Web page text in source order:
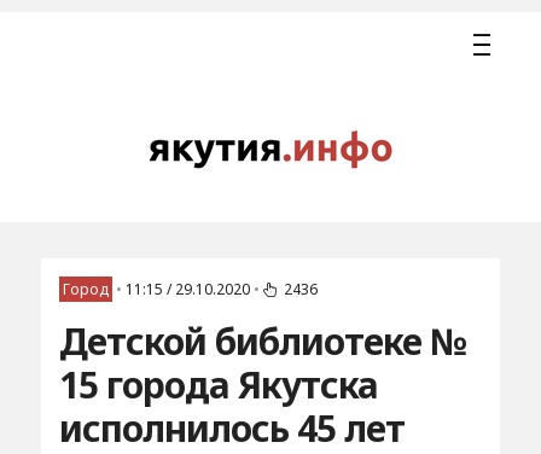
Город • 11:15 / 29.10.2020 • 2436
Детской библиотеке №
15 города Якутска
исполнилось 45 лет